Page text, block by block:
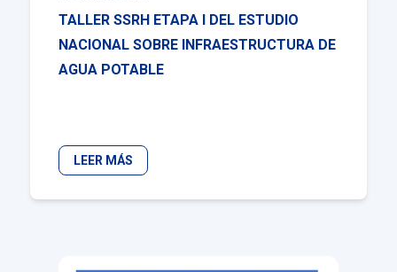
TALLER SSRH ETAPA I DEL ESTUDIO
NACIONAL SOBRE INFRAESTRUCTURA DE
AGUA POTABLE
LEER MÁS